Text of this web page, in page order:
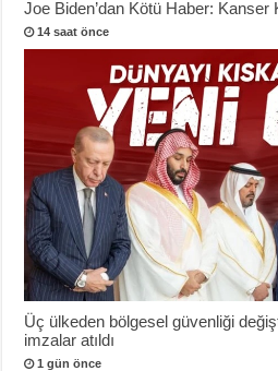
Joe Biden’dan Kötü Haber: Kanser
14 saat önce
Üç ülkeden bölgesel güvenliği
imzalar atıldı
1 gün önce